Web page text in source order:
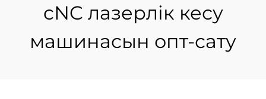
cNC лазерлік кесу
машинасын опт-сату